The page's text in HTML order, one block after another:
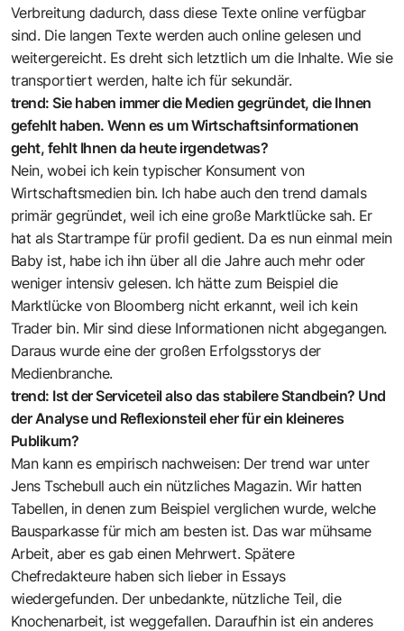
Verbreitung dadurch, dass diese Texte online verfügbar
sind. Die langen Texte werden auch online gelesen und
weitergereicht. Es dreht sich letztlich um die Inhalte. Wie sie
transportiert werden, halte ich für sekundär.
trend: Sie haben immer die Medien gegründet, die Ihnen
gefehlt haben. Wenn es um Wirtschaftsinformationen
geht, fehlt Ihnen da heute irgendetwas?
Nein, wobei ich kein typischer Konsument von
Wirtschaftsmedien bin. Ich habe auch den trend damals
primär gegründet, weil ich eine große Marktlücke sah. Er
hat als Startrampe für profil gedient. Da es nun einmal mein
Baby ist, habe ich ihn über all die Jahre auch mehr oder
weniger intensiv gelesen. Ich hätte zum Beispiel die
Marktlücke von Bloomberg nicht erkannt, weil ich kein
Trader bin. Mir sind diese Informationen nicht abgegangen.
Daraus wurde eine der großen Erfolgsstorys der
Medienbranche.
trend: Ist der Serviceteil also das stabilere Standbein? Und
der Analyse und Reflexionsteil eher für ein kleineres
Publikum?
Man kann es empirisch nachweisen: Der trend war unter
Jens Tschebull auch ein nützliches Magazin. Wir hatten
Tabellen, in denen zum Beispiel verglichen wurde, welche
Bausparkasse für mich am besten ist. Das war mühsame
Arbeit, aber es gab einen Mehrwert. Spätere
Chefredakteure haben sich lieber in Essays
wiedergefunden. Der unbedankte, nützliche Teil, die
Knochenarbeit, ist weggefallen. Daraufhin ist ein anderes